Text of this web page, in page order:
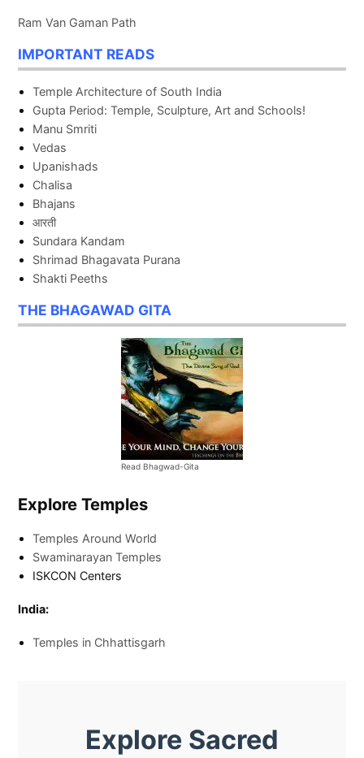
Ram Van Gaman Path
IMPORTANT READS
Temple Architecture of South India
Gupta Period: Temple, Sculpture, Art and Schools!
Manu Smriti
Vedas
Upanishads
Chalisa
Bhajans
आरती
Sundara Kandam
Shrimad Bhagavata Purana
Shakti Peeths
THE BHAGAWAD GITA
Read Bhagwad-Gita
Explore Temples
Temples Around World
Swaminarayan Temples
ISKCON Centers
India:
Temples in Chhattisgarh
Explore Sacred